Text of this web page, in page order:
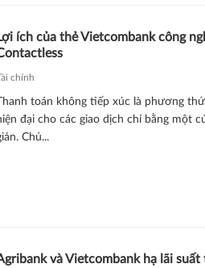
ích của thẻ Vietcombank công
chính
toán không tiếp xúc là phương
đại cho các giao dịch chỉ bằng một
Chủ...
và Vietcombank hạ lãi suất